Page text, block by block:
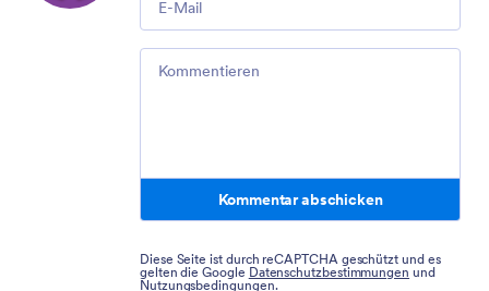
Comment
Kommentar abschicken
Diese Seite ist durch reCAPTCHA geschützt und es
gelten die Google Datenschutzbestimmungen und
Nutzungsbedingungen.